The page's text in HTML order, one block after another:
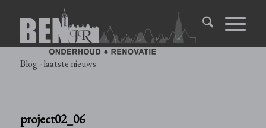
Blog - laatste nieuws
project02_06